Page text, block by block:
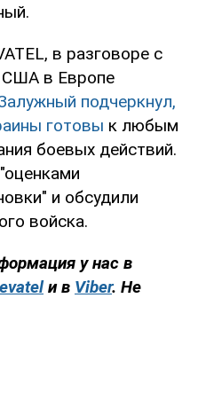
в разговоре с
в Европе
подчеркнул,
готовы к любым
боевых действий.
и обсудили
войска.
у нас в
и в Viber. Не